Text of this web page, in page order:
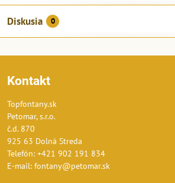
Diskusia 0
Kontakt
Topfontany.sk
Petomar, s.r.o.
č.d. 870
925 63 Dolná Streda
Telefón: +421 902 191 834
E-mail: fontany@petomar.sk